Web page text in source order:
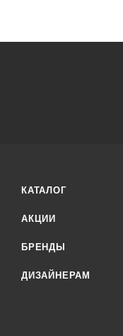
КАТАЛОГ
АКЦИИ
БРЕНДЫ
ДИЗАЙНЕРАМ